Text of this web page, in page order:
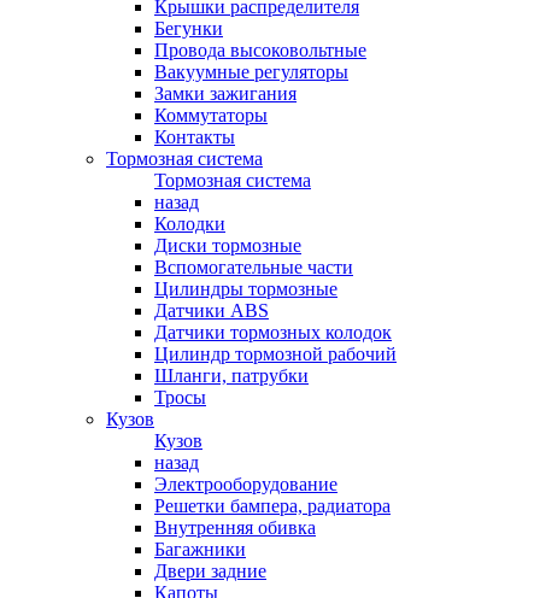
Крышки распределителя
Бегунки
Провода высоковольтные
Вакуумные регуляторы
Замки зажигания
Коммутаторы
Контакты
Тормозная система
Тормозная система
назад
Колодки
Диски тормозные
Вспомогательные части
Цилиндры тормозные
Датчики ABS
Датчики тормозных колодок
Цилиндр тормозной рабочий
Шланги, патрубки
Тросы
Кузов
Кузов
назад
Электрооборудование
Решетки бампера, радиатора
Внутренняя обивка
Багажники
Двери задние
Капоты